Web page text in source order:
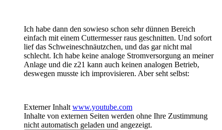
Ich habe dann den sowieso schon sehr dünnen Bereich
einfach mit einem Cuttermesser raus geschnitten. Und sofort
lief das Schweineschnäutzchen, und das gar nicht mal
schlecht. Ich habe keine analoge Stromversorgung an meiner
Anlage und die z21 kann auch keinen analogen Betrieb,
deswegen musste ich improvisieren. Aber seht selbst:
Externer Inhalt www.youtube.com
Inhalte von externen Seiten werden ohne Ihre Zustimmung
nicht automatisch geladen und angezeigt.